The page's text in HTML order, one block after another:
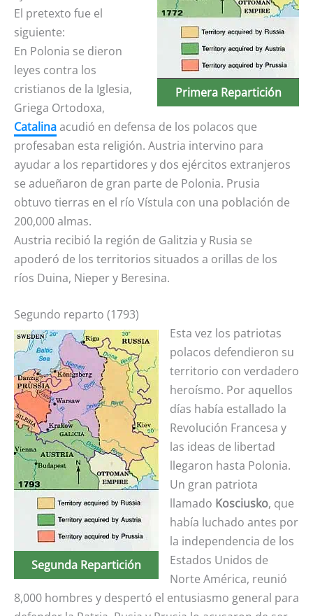
Primera Repartición
El pretexto fue el
siguiente:
En Polonia se dieron
leyes contra los
cristianos de la Iglesia,
Griega Ortodoxa,
Catalinaacudió en defensa de los polacos que
profesaban esta religión. Austria intervino para
ayudar a los repartidores y dos ejércitos extranjeros
se adueñaron de gran parte de Polonia. Prusia
obtuvo tierras en el río Vístula con una población de
200,000 almas.
Austria recibió la región de Galitzia y Rusia se
apoderó de los territorios situados a orillas de los
ríos Duina, Nieper y Beresina.
Segundo reparto (1793)
Segunda Repartición
Esta vez los patriotas
polacos defendieron su
territorio con verdadero
heroísmo. Por aquellos
días había estallado la
Revolución Francesa y
las ideas de libertad
llegaron hasta Polonia.
Un gran patriota
llamado Kosciusko, que
había luchado antes por
la independencia de los
Estados Unidos de
Norte América, reunió
8,000 hombres y despertó el entusiasmo general para